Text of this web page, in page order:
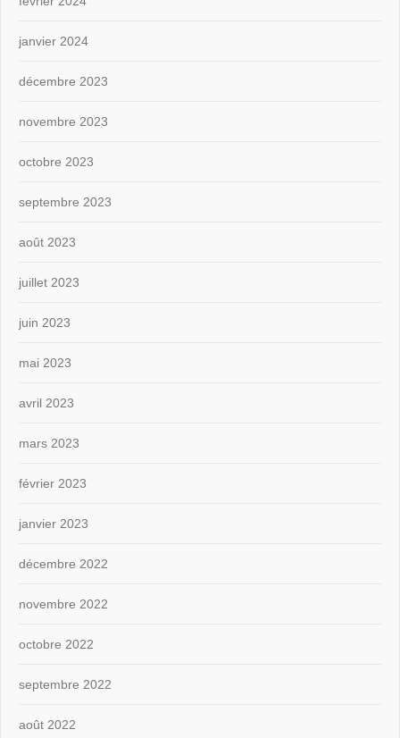
janvier 2024
décembre 2023
novembre 2023
octobre 2023
septembre 2023
août 2023
juillet 2023
juin 2023
mai 2023
avril 2023
mars 2023
février 2023
janvier 2023
décembre 2022
novembre 2022
octobre 2022
septembre 2022
août 2022